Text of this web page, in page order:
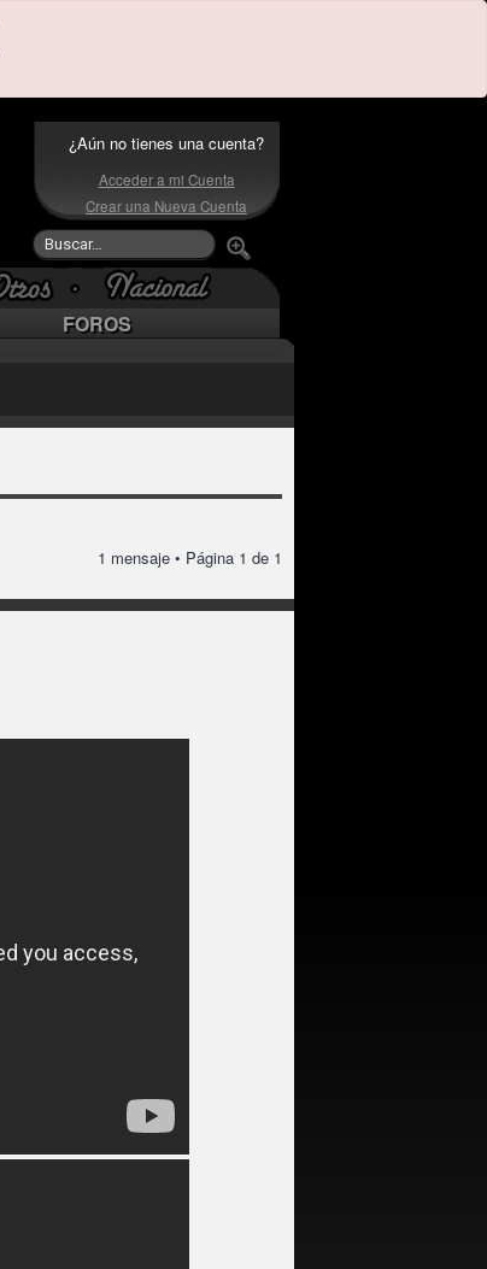
¿Aún no tienes una cuenta?
Acceder a mi Cuenta
Crear una Nueva Cuenta
FOROS
1 mensaje • Página 1 de 1